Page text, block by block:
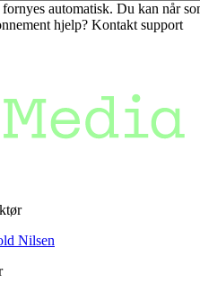
automatisk. Du kan når
hjelp? Kontakt support
Nilsen